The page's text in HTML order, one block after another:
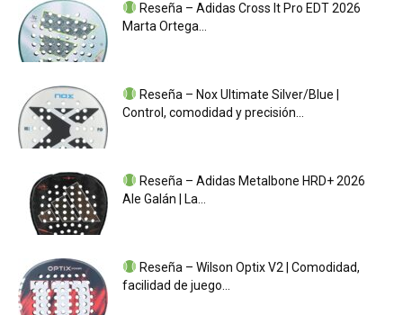
Reseña – Adidas Cross It Pro EDT 2026
Marta Ortega...
Reseña – Nox Ultimate Silver/Blue |
Control, comodidad y precisión...
Reseña – Adidas Metalbone HRD+ 2026
Ale Galán | La...
Reseña – Wilson Optix V2 | Comodidad,
facilidad de juego...